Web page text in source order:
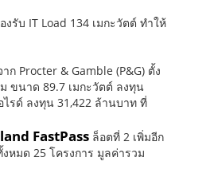
รับ IT Load 134 เมกะวัตต์ ทำให้
Procter & Gamble (P&G) ตั้ง
ขนาด 89.7 เมกะวัตต์ ลงทุน
รด์ ลงทุน 31,422 ล้านบาท ที่
FastPass ล็อตที่ 2 เพิ่มอีก
หมด 25 โครงการ มูลค่ารวม